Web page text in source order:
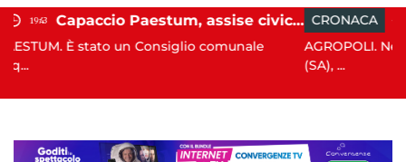
Capaccio Paestum, assise civica drammatica: Paolino senza maggioranza, Comune a rischio scioglimento
comunale
CRONACA 11:33
AGROPOLI. Nella notte del 6 agosto